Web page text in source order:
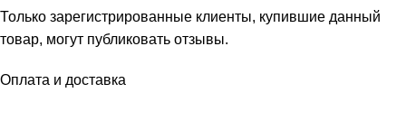
Только зарегистрированные клиенты, купившие данный
товар, могут публиковать отзывы.
Оплата и доставка